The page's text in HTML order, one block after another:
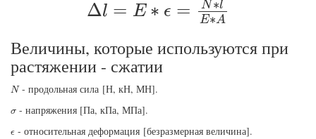
Δl = E ∗ ϵ = N ∗l
E∗A
Величины, которые используются при
растяжении - сжатии
N
N- продольная сила [Н, кН, МН].
σ
σ - напряжения [Па, кПа, МПа].
ϵ
ϵ - относительная деформация [безразмерная величина].